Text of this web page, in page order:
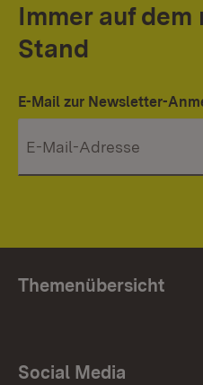
Immer auf dem
Stand
E-Mail zur Newsletter-
Themenübersicht
Social Media